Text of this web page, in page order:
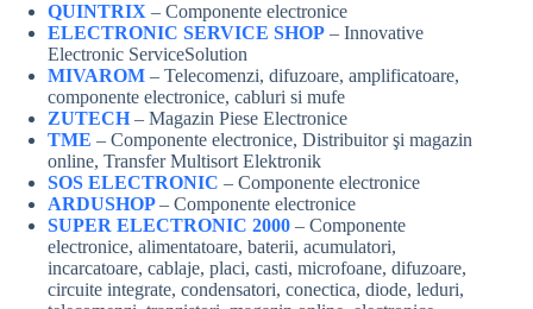
QUINTRIX – Componente electronice
ELECTRONIC SERVICE SHOP – Innovative
Electronic ServiceSolution
MIVAROM – Telecomenzi, difuzoare, amplificatoare,
componente electronice, cabluri si mufe
ZUTECH – Magazin Piese Electronice
TME – Componente electronice, Distribuitor şi magazin
online, Transfer Multisort Elektronik
SOS ELECTRONIC – Componente electronice
ARDUSHOP – Componente electronice
SUPER ELECTRONIC 2000 – Componente
electronice, alimentatoare, baterii, acumulatori,
incarcatoare, cablaje, placi, casti, microfoane, difuzoare,
circuite integrate, condensatori, conectica, diode, leduri,